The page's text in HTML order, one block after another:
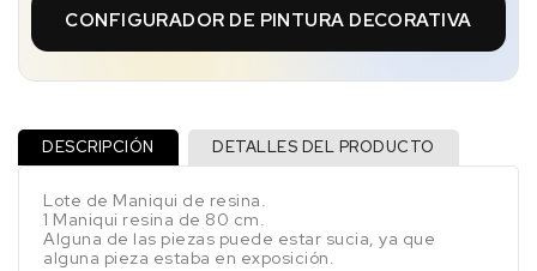
CONFIGURADOR DE PINTURA DECORATIVA
DESCRIPCIÓN DETALLES DEL PRODUCTO
Lote de Maniqui de resina.
1 Maniqui resina de 80 cm.
Alguna de las piezas puede estar sucia, ya que
alguna pieza estaba en exposición.